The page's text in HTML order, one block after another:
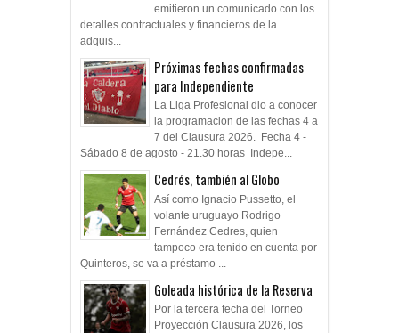
emitieron un comunicado con los
detalles contractuales y financieros de la
adquis...
Próximas fechas confirmadas
para Independiente
La Liga Profesional dio a conocer
la programacion de las fechas 4 a
7 del Clausura 2026. Fecha 4 -
Sábado 8 de agosto - 21.30 horas Indepe...
Cedrés, también al Globo
Así como Ignacio Pussetto, el
volante uruguayo Rodrigo
Fernández Cedres, quien
tampoco era tenido en cuenta por
Quinteros, se va a préstamo ...
Goleada histórica de la Reserva
Por la tercera fecha del Torneo
Proyección Clausura 2026, los